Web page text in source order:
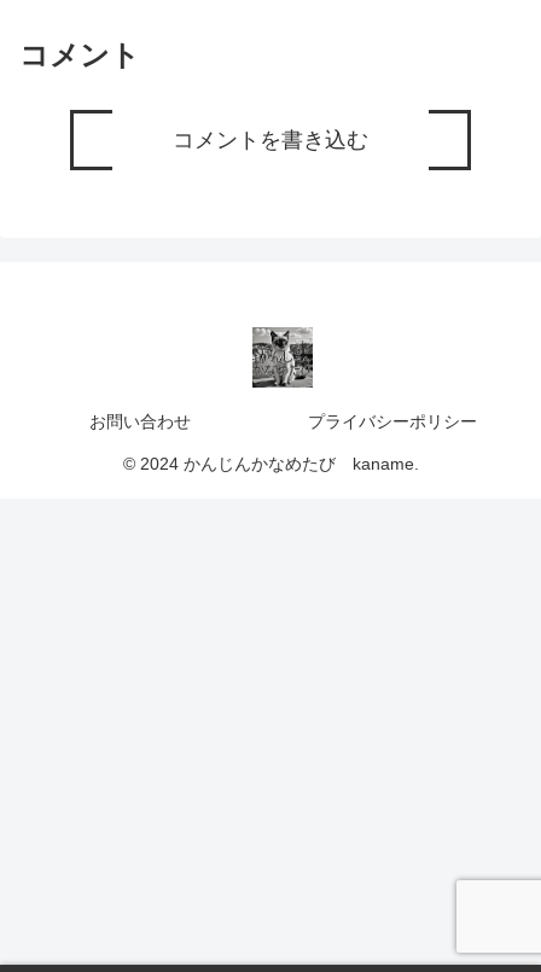
コメント
コメントを書き込む
お問い合わせ プライバシーポリシー
© 2024 かんじんかなめたび kaname.